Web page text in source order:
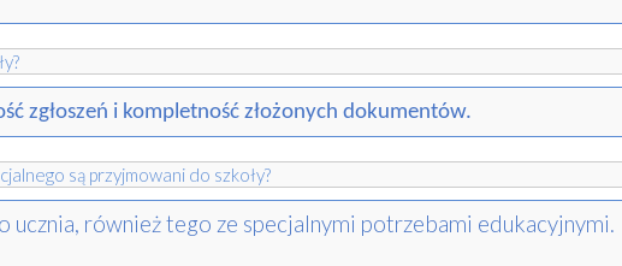
zgłoszeń i kompletność złożonych dokumentów.
są przyjmowani do szkoły?
ucznia, również tego ze specjalnymi potrzebami edukacyjnymi.